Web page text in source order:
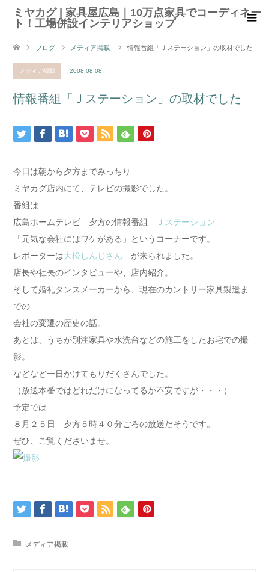
ミヤカグ | 家具屋広島｜10万点家具でコーディネー
ト！工場併設インテリアショップ
ブログ メディア掲載 情報番組「Ｊステーション」の取材でした
メディア掲載 2008.08.08
情報番組「Ｊステーション」の取材でした
今日は朝から夕方までみっちり
ミヤカグ店内にて、テレビの撮影でした。
番組は
広島ホームテレビ 夕方の情報番組
Ｊステーション
「元気な会社にはワケがある」というコーナーです。
レポーターは大松しんじさん が来られました。
店長や社長のインタビューや、店内紹介。
そして婚礼タンスメーカーから、現在のカントリー家具製造ま
での
会社の変遷の歴史の話。
あとは、うちが別注家具や水洗台などの施工をしたお宅での撮
影。
などなど一日かけてもりだくさんでした。
（放送本番ではどれだけになってるか不安ですが・・・）
予定では
８月２５日 夕方５時４０分ごろの放送だそうです。
ぜひ、ご覧くださいませ。
メディア掲載